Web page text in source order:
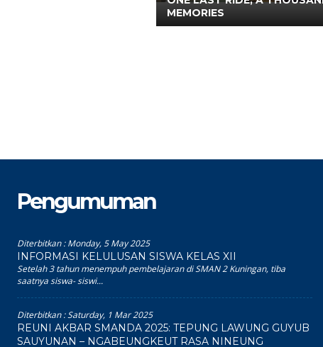
MEMORIES
Pengumuman
Diterbitkan :Monday, 5 May 2025
INFORMASI KELULUSAN SISWA KELAS XII
Setelah 3 tahun menempuh pembelajaran di SMAN 2 Kuningan, tiba
saatnya siswa- siswi...
Diterbitkan :Saturday, 1 Mar 2025
REUNI AKBAR SMANDA 2025: TEPUNG LAWUNG GUYUB
SAUYUNAN – NGABEUNGKEUT RASA NINEUNG